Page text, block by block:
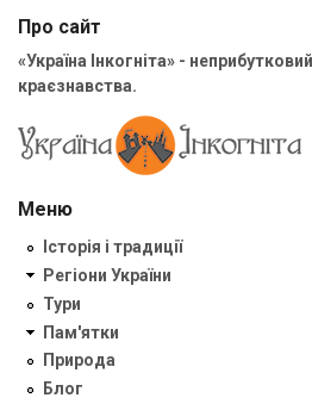
Про сайт
«Україна Інкогніта» -
краєзнавства.
Меню
Історія і традиції
Регіони України
Тури
Пам'ятки
Природа
Блог